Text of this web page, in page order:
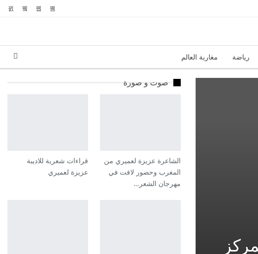
رياضة مغاربة العالم
صوت و صورة
الشاعرة عزيزة لعميري من
المغرب وحضور لافت في
مهرجان الشعر…
قراءات شعرية للاديبة
عزيزة لعميري